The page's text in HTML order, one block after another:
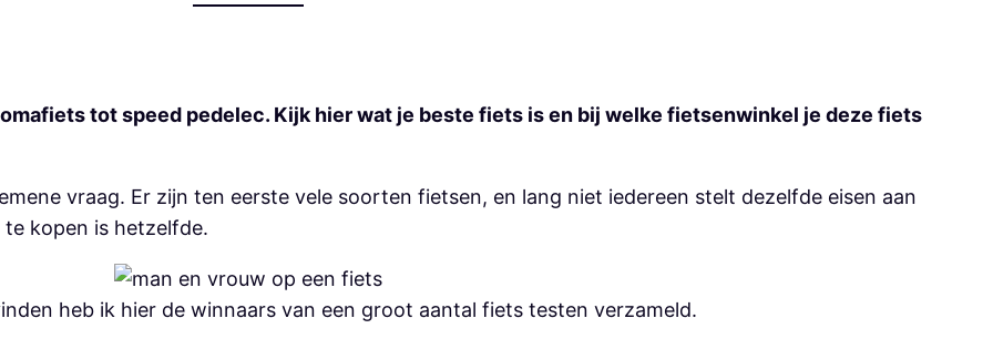
tot speed pedelec. Kijk hier wat je beste fiets is en bij welke fietsenwinkel je deze fiets
vraag. Er zijn ten eerste vele soorten fietsen, en lang niet iedereen stelt dezelfde eisen aan
kopen is hetzelfde.
heb ik hier de winnaars van een groot aantal fiets testen verzameld.